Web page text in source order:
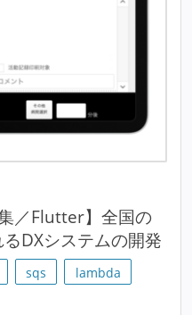
／Flutter】全国の
DXシステムの開発
sqs
lambda